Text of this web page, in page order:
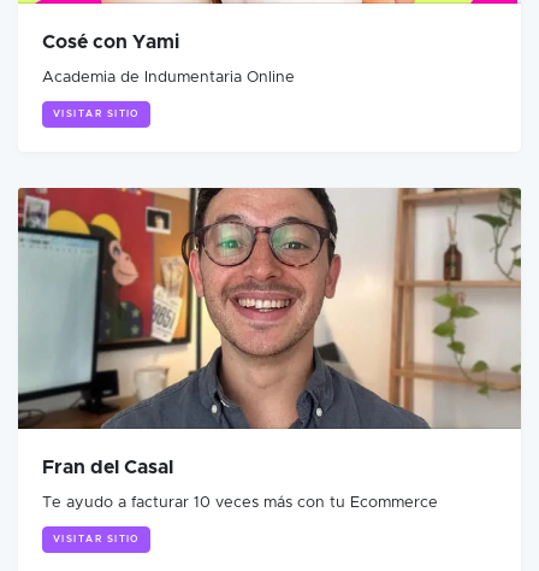
Cosé con Yami
Academia de Indumentaria Online
VISITAR SITIO
Fran del Casal
Te ayudo a facturar 10 veces más con tu Ecommerce
VISITAR SITIO